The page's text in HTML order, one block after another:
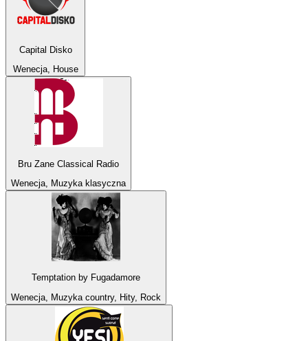
Capital Disko
Wenecja, House
Bru Zane Classical Radio
Wenecja, Muzyka klasyczna
Temptation by Fugadamore
Wenecja, Muzyka country, Hity, Rock